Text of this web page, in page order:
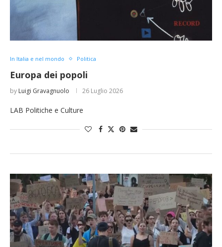
In Italia e nel mondo Politica
Europa dei popoli
by Luigi Gravagnuolo 26 Luglio 2026
LAB Politiche e Culture